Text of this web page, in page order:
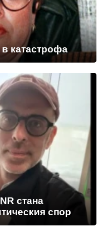
катастрофа
стана
спор